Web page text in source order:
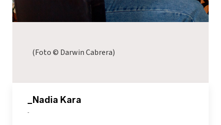
(Foto © Darwin Cabrera)
_Nadia Kara
-